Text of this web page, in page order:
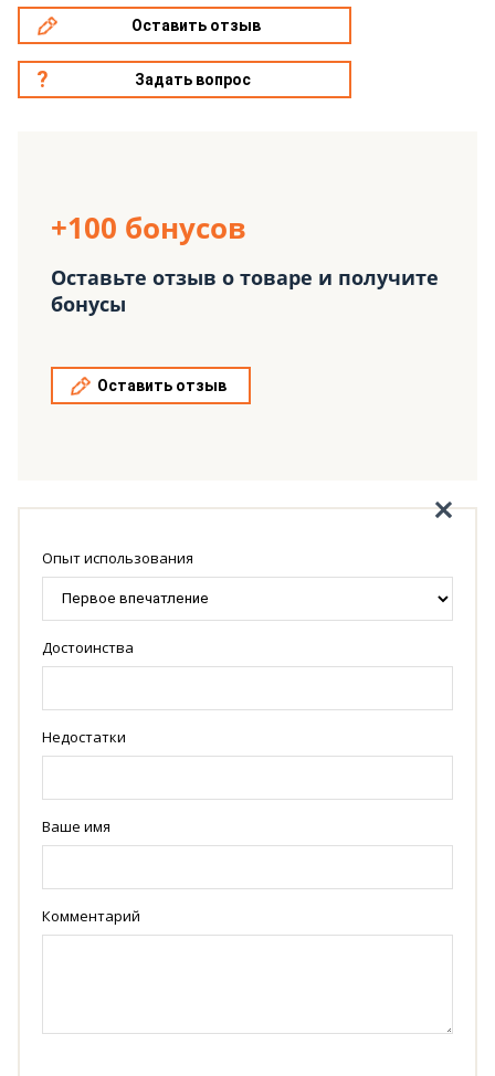
Оставить отзыв
Задать вопрос
+100 бонусов
Оставьте отзыв о товаре и получите
бонусы
Оставить отзыв
Опыт использования
Достоинства
Недостатки
Ваше имя
Комментарий